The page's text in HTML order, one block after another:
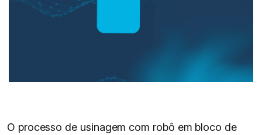
O processo de usinagem com robô em bloco de